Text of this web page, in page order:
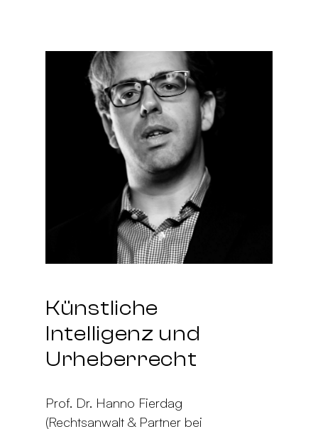
Künstliche
Intelligenz und
Urheberrecht
Prof. Dr. Hanno Fierdag
(Rechtsanwalt & Partner bei